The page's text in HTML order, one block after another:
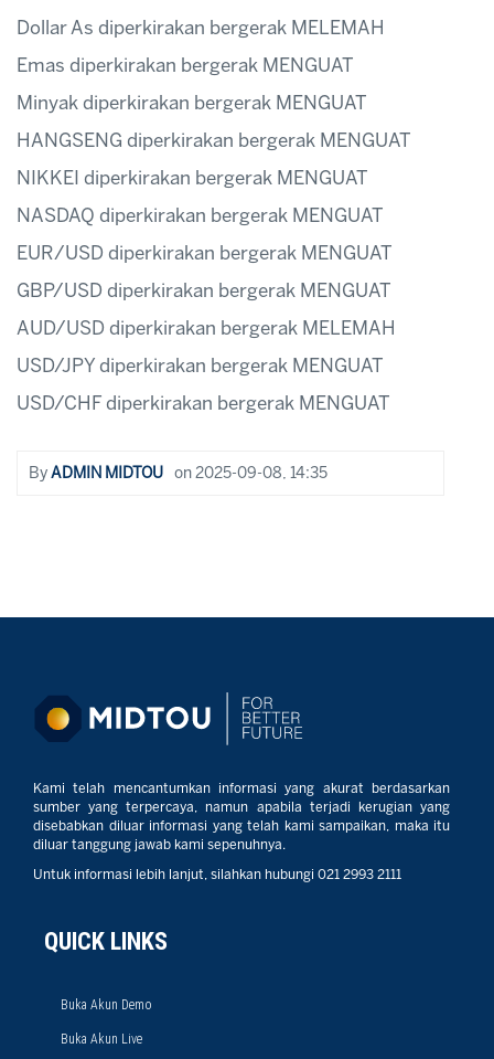
Dollar As diperkirakan bergerak MELEMAH
Emas diperkirakan bergerak MENGUAT
Minyak diperkirakan bergerak MENGUAT
HANGSENG diperkirakan bergerak MENGUAT
NIKKEI diperkirakan bergerak MENGUAT
NASDAQ diperkirakan bergerak MENGUAT
EUR/USD diperkirakan bergerak MENGUAT
GBP/USD diperkirakan bergerak MENGUAT
AUD/USD diperkirakan bergerak MELEMAH
USD/JPY diperkirakan bergerak MENGUAT
USD/CHF diperkirakan bergerak MENGUAT
By ADMIN MIDTOU on 2025-09-08, 14:35
Kami telah mencantumkan informasi yang akurat berdasarkan
sumber yang terpercaya, namun apabila terjadi kerugian yang
disebabkan diluar informasi yang telah kami sampaikan, maka itu
diluar tanggung jawab kami sepenuhnya.
Untuk informasi lebih lanjut, silahkan hubungi 021 2993 2111
QUICK LINKS
Buka Akun Demo
Buka Akun Live